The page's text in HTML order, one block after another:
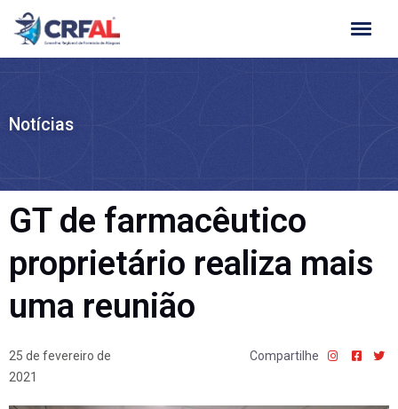
Ir
para
Notícias
GT de farmacêutico
proprietário realiza mais
uma reunião
25 de fevereiro de
2021
Compartilhe